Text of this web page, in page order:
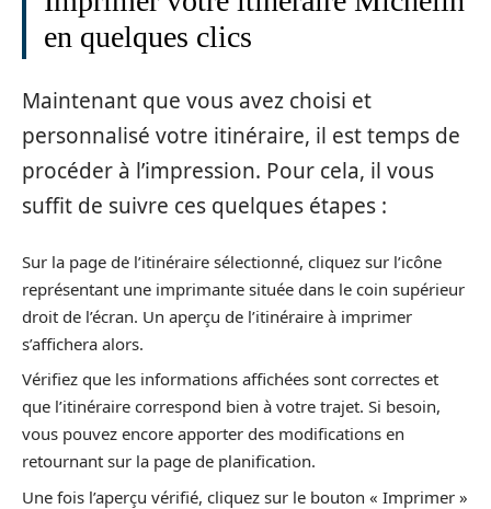
en quelques clics
Maintenant que vous avez choisi et
personnalisé votre itinéraire, il est temps de
procéder à l’impression. Pour cela, il vous
suffit de suivre ces quelques étapes :
Sur la page de l’itinéraire sélectionné, cliquez sur l’icône
représentant une imprimante située dans le coin supérieur
droit de l’écran. Un aperçu de l’itinéraire à imprimer
s’affichera alors.
Vérifiez que les informations affichées sont correctes et
que l’itinéraire correspond bien à votre trajet. Si besoin,
vous pouvez encore apporter des modifications en
retournant sur la page de planification.
Une fois l’aperçu vérifié, cliquez sur le bouton « Imprimer »